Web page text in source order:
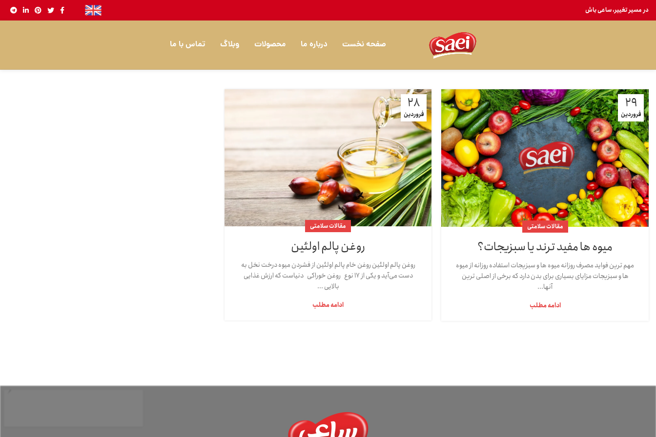
در مسیر تغییر، ساعی باش
صفحه نخست درباره ما محصولات وبلاگ تماس با ما
29
فروردین
مقالات سلامتی
میوه ها مفید ترند یا سبزیجات؟
مهم ترین فواید مصرف روزانه میوه ها و سبزیجات استفاده روزانه از میوه
ها و سبزیجات مزایای بسیاری برای بدن دارد که برخی از اصلی ترین
آنها...
ادامه مطلب
28
فروردین
مقالات سلامتی
روغن پالم اولئین
روغن پالم اولئین روغن خام پالم اولئین از فشردن میوه‌ درخت نخل به
دست می‌آید و یکی از ۱۷ نوع روغن خوراکی دنیاست که ارزش غذایی
بالایی ...
ادامه مطلب